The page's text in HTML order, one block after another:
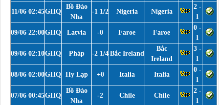
11/06 02:45GHQ
Bồ Đào
Nha
-1 1/2 Nigeria Nigeria
2 -
1
09/06 22:00GHQ Latvia -0 Faroe Faroe
0 -
1
09/06 02:10GHQ Pháp -2 1/4 Bắc Ireland
Bắc
Ireland
3 -
1
08/06 02:00GHQ Hy Lạp +0 Italia Italia
0 -
1
07/06 00:45GHQ
Bồ Đào
Nha
-2 Chile Chile
2 -
1